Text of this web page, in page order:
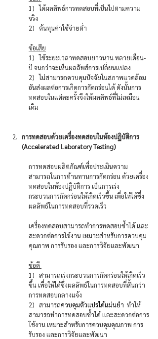
1)   ได้ผลลัพธ์การทดสอบที่เป็นไปตามความ
จริง
2)   ต้นทุนค่าใช้จ่ายต่ำ
ข้อเสีย
1)   ใช้ระยะเวลาทดสอบยาวนาน หลายเดือน-
ปี จนกว่าจะเห็นผลลัพธ์การเปลี่ยนแปลง
2)   ไม่สามารถควบคุมปัจจัยในสภาพแวดล้อม
อันส่งผลต่อการเกิดการกัดกร่อนได้ ดังนั้นการ
ทดสอบในแต่ละครั้งจึงให้ผลลัพธ์ที่ไม่เหมือน
เดิม
การทดสอบด้วยเครื่องทดสอบในห้องปฏิบัติการ
(Accelerated Laboratory Testing)
การทดสอบผลิตภัณฑ์เพื่อประเมินความ
สามารถในการต้านทานการกัดกร่อน ด้วยเครื่อง
ทดสอบในห้องปฏิบัติการ เป็นการเร่ง
กระบวนการกัดกร่อนให้เกิดเร็วขึ้น เพื่อให้ได้ซึ่ง
ผลลัพธ์ในการทดสอบที่รวดเร็ว
เครื่องทดสอบสามารถทำการทดสอบซ้ำได้ และ
สะดวกต่อการใช้งาน เหมาะสำหรับการควบคุม
คุณภาพ การรับรอง และการวิจัยและพัฒนา
ข้อดี
1)   สามารถเร่งกระบวนการกัดกร่อนให้เกิดเร็ว
ขึ้น เพื่อให้ได้ซึ่งผลลัพธ์ในการทดสอบที่สั้นกว่า
การทดสอบกลางแจ้ง
2)   สามารถควบคุมตัวแปรได้แม่นยำ ทำให้
สามารถทำการทดสอบซ้ำได้ และสะดวกต่อการ
ใช้งาน เหมาะสำหรับการควบคุมคุณภาพ การ
รับรอง และการวิจัยและพัฒนา